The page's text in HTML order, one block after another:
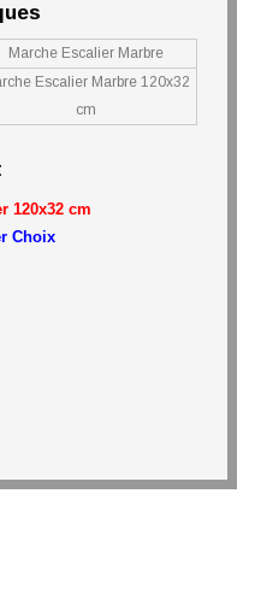
Marche Escalier Marbre
Escalier Marbre 120x32
cm
120x32 cm
Choix